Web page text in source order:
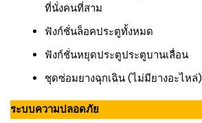
ที่นั่งคนที่สาม
ฟังก์ชั่นล็อคประตูทั้งหมด
ฟังก์ชั่นหยุดประตูประตูบานเลื่อน
ชุดซ่อมยางฉุกเฉิน (ไม่มียางอะไหล่)
ระบบความปลอดภัย